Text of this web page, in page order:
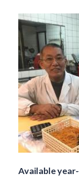
Available